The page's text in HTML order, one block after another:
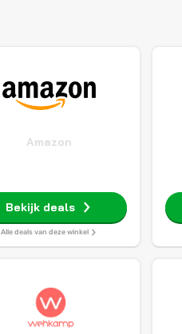
Amazon
Bekijk deals
Alle deals van deze winkel